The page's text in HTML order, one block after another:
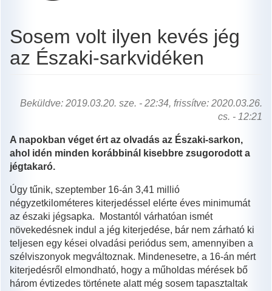
Sosem volt ilyen kevés jég
az Északi-sarkvidéken
Beküldve: 2019.03.20. sze. - 22:34, frissítve: 2020.03.26.
cs. - 12:21
A napokban véget ért az olvadás az Északi-sarkon,
ahol idén minden korábbinál kisebbre zsugorodott a
jégtakaró.
Úgy tűnik, szeptember 16-án 3,41 millió
négyzetkilométeres kiterjedéssel elérte éves minimumát
az északi jégsapka. Mostantól várhatóan ismét
növekedésnek indul a jég kiterjedése, bár nem zárható ki
teljesen egy kései olvadási periódus sem, amennyiben a
szélviszonyok megváltoznak. Mindenesetre, a 16-án mért
kiterjedésről elmondható, hogy a műholdas mérések bő
három évtizedes története alatt még sosem tapasztaltak